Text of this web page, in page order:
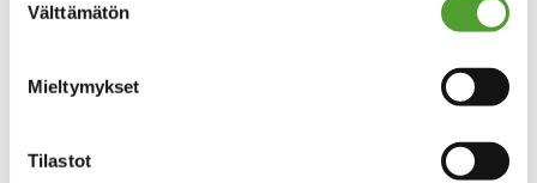
valinta
Välttämätön
Mieltymykset
TilastotPerheyhtiössä arvostetaan